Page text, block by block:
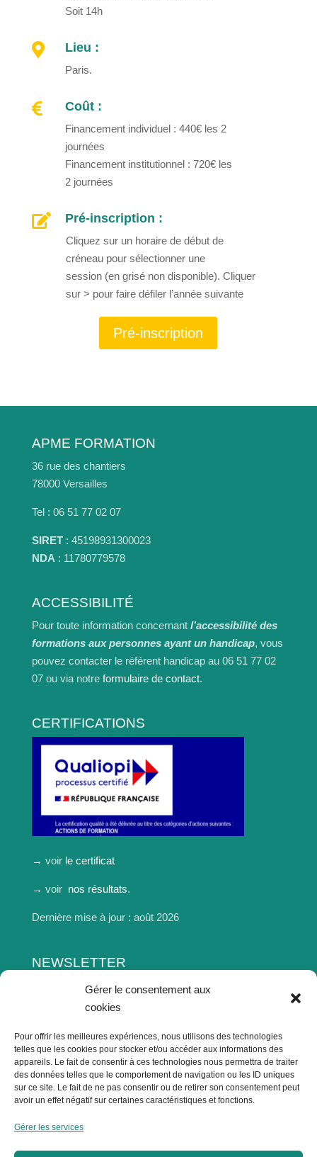
Gérer le consentement aux
cookies
Pour offrir les meilleures expériences, nous utilisons des technologies
telles que les cookies pour stocker et/ou accéder aux informations des
appareils. Le fait de consentir à ces technologies nous permettra de traiter
des données telles que le comportement de navigation ou les ID uniques
sur ce site. Le fait de ne pas consentir ou de retirer son consentement peut
avoir un effet négatif sur certaines caractéristiques et fonctions.
Gérer les services
Soit 14h
 Lieu :
Paris.
 Coût :
Financement individuel : 440€ les 2
journées
Financement institutionnel : 720€ les
2 journées
 Pré-inscription :
Cliquez sur un horaire de début de
créneau pour sélectionner une
session (en grisé non disponible). Cliquer
sur > pour faire défiler l’année suivante
Pré-inscription
APME FORMATION
36 rue des chantiers
78000 Versailles
Tel : 06 51 77 02 07
SIRET: 45198931300023
NDA : 11780779578
ACCESSIBILITÉ
Pour toute information concernant l’accessibilité des
formations aux personnes ayant un handicap, vous
pouvez contacter le référent handicap au 06 51 77 02
07 ou via notre formulaire de contact.
CERTIFICATIONS
→ voir le certificat
→ voir nos résultats.
Dernière mise à jour : août 2026
NEWSLETTER
Entrez votre email et vous recevrez les infos, rdv,